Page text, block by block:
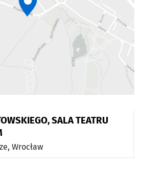
SALA TEATRU
Wrocław